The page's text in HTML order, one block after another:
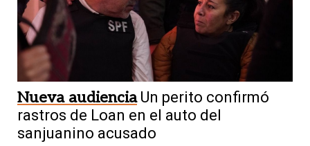
Nueva audiencia Un perito confirmó
rastros de Loan en el auto del
sanjuanino acusado